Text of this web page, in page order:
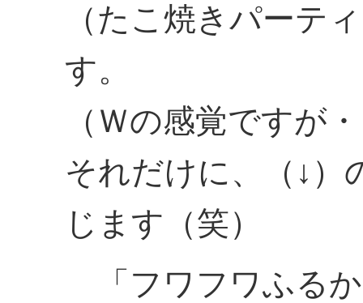
（たこ焼きパーテ
す。
（Ｗの感覚ですが
それだけに、（↓）
じます（笑）
「フワフワふる